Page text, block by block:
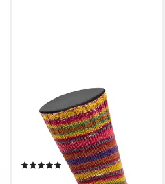
LANA GROSSA
MEILENWEIT 6-FACH 150
PRINT/TWEED Häkelwolle,
390 m (150 Gramm), dicke
Sockenwolle 6-fädig
mehrfarbig(20)